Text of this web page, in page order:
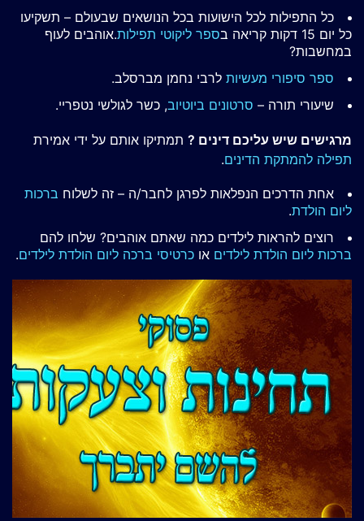
כל התפילות לכל הישועות בכל הנושאים שבעולם – תשקיעו
כל יום 15 דקות קריאה ב
ספר ליקוטי תפילות.אוהבים לעוף
במחשבות?
ספר סיפורי מעשיות לרבי נחמן מברסלב.
שיעורי תורה – סרטונים ביוטיוב, כשר לגולשי נטפריי.
מרגישים שיש עליכם דינים ? תמתיקו אותם על ידי אמירת
תפילה להמתקת הדינים.
אחת הדרכים הנפלאות לפרגן לחבר/ה – זה לשלוח ברכות
ליום הולדת.
רוצים להראות לילדים כמה שאתם אוהבים? שלחו להם
ברכות ליום הולדת לילדים או כרטיסי ברכה ליום הולדת לילדים.